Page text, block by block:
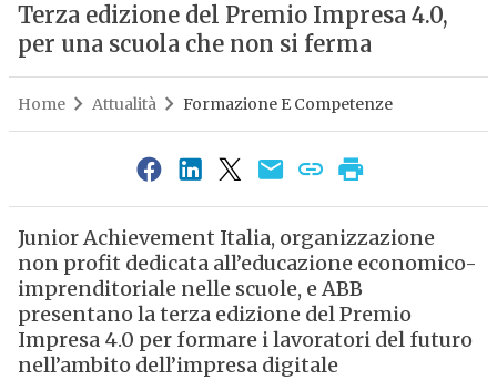
Terza edizione del Premio Impresa 4.0,
per una scuola che non si ferma
Home Attualità Formazione E Competenze
Junior Achievement Italia, organizzazione
non profit dedicata all’educazione economico-
imprenditoriale nelle scuole, e ABB
presentano la terza edizione del Premio
Impresa 4.0 per formare i lavoratori del futuro
nell’ambito dell’impresa digitale